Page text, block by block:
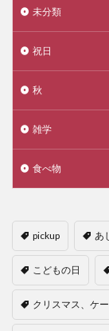
未分類
祝日
秋
雑学
食べ物
pickup あ
こどもの日
クリスマス、ケ